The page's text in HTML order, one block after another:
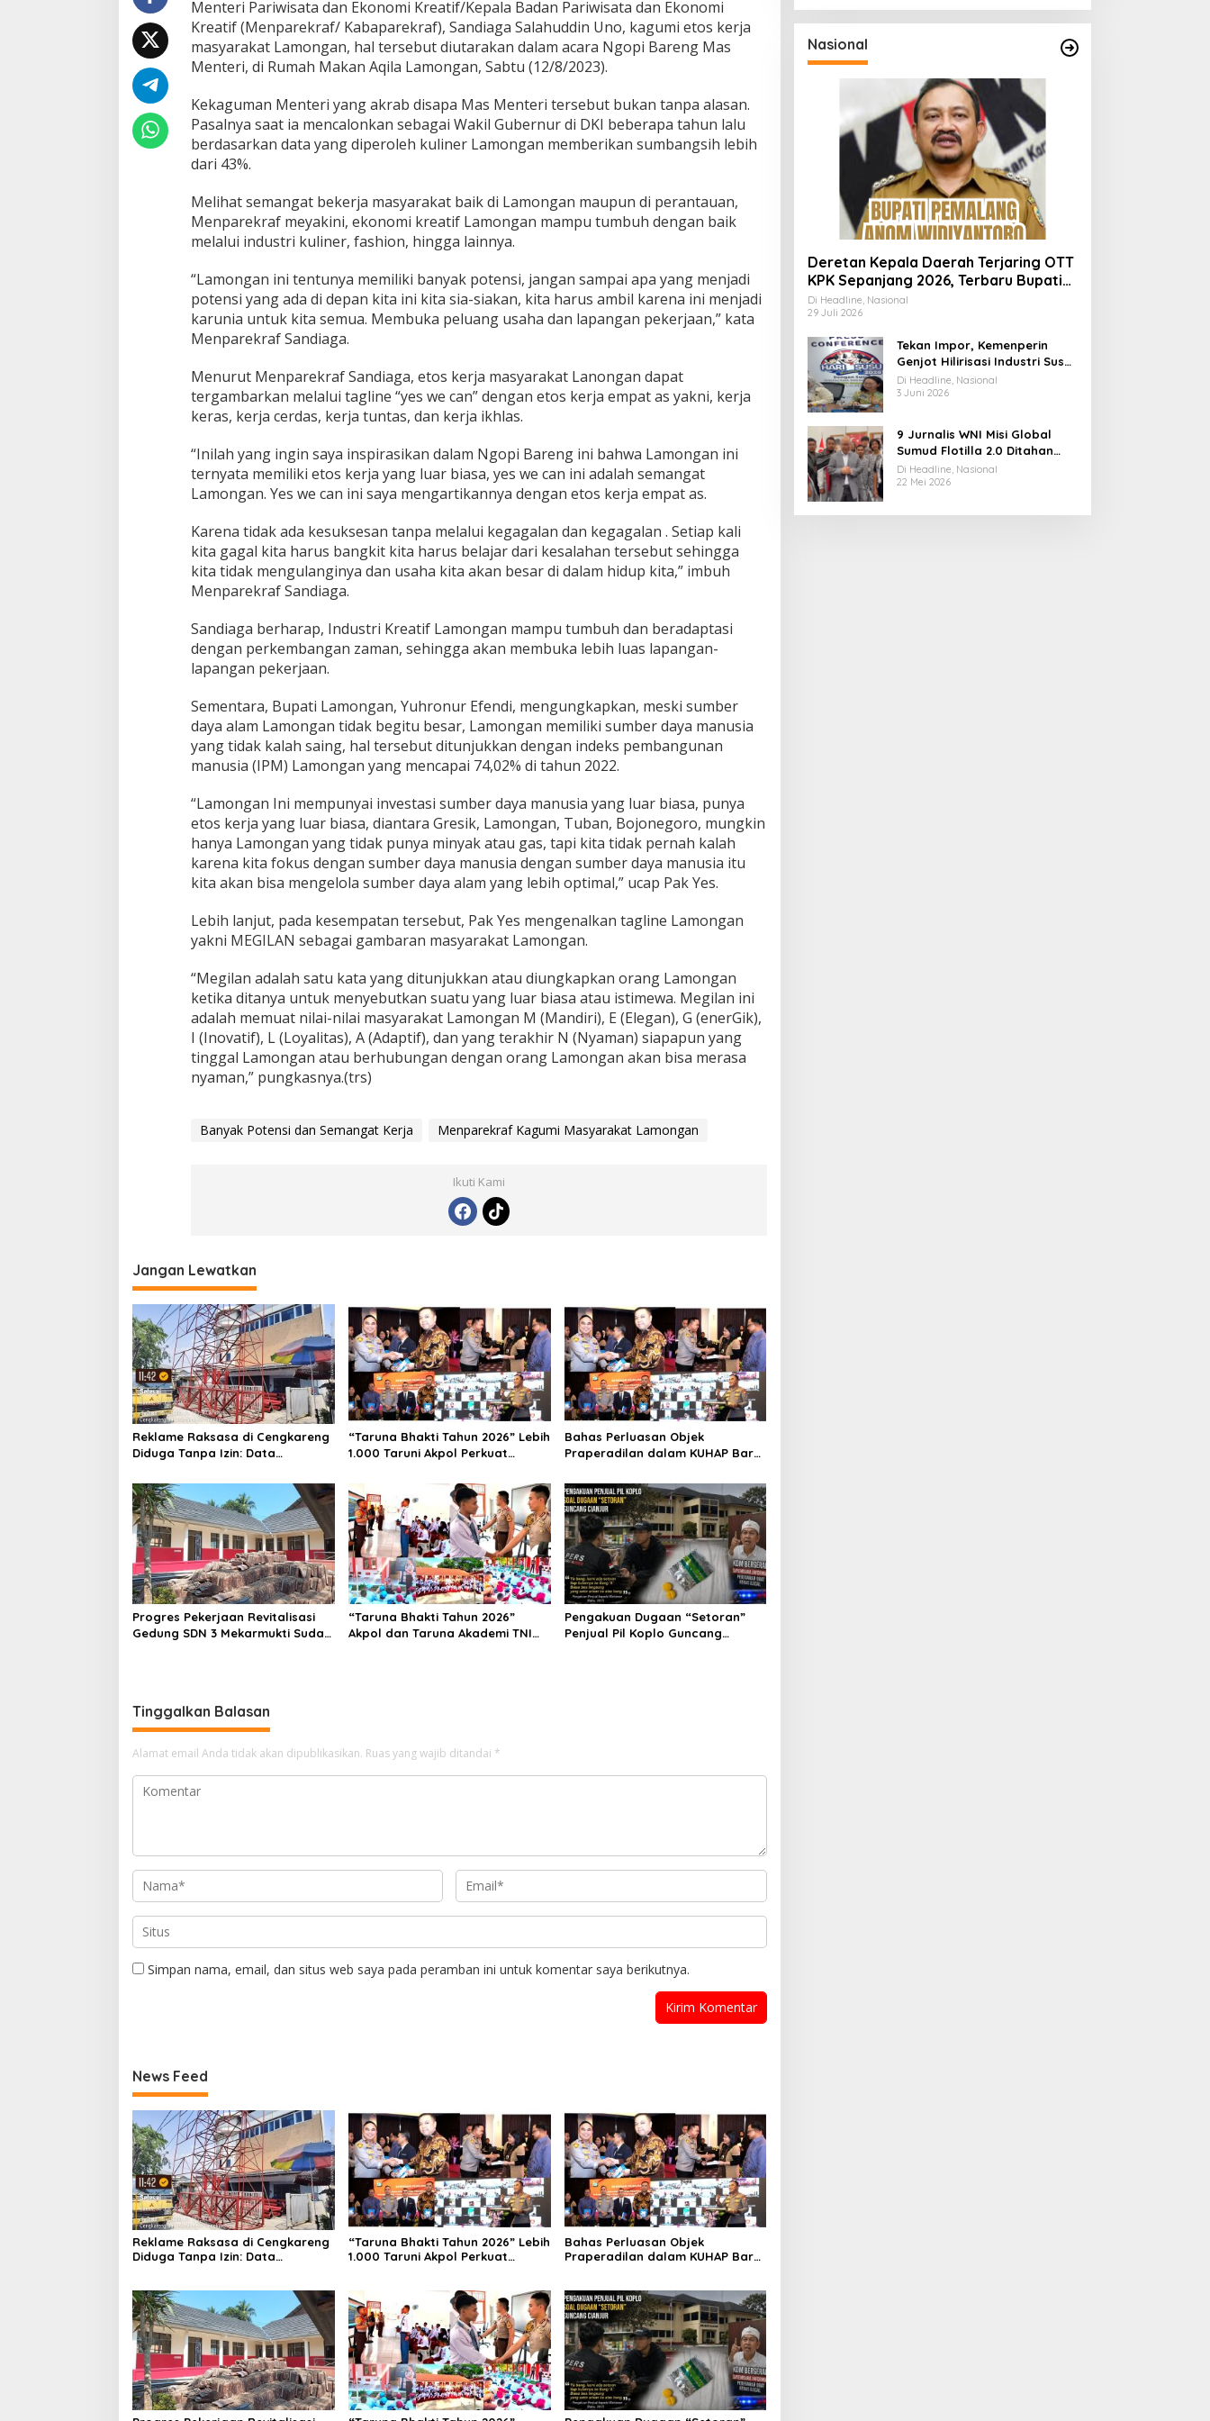
Menteri Pariwisata dan Ekonomi Kreatif/Kepala Badan Pariwisata dan Ekonomi
Kreatif (Menparekraf/ Kabaparekraf), Sandiaga Salahuddin Uno, kagumi etos kerja
masyarakat Lamongan, hal tersebut diutarakan dalam acara Ngopi Bareng Mas
Menteri, di Rumah Makan Aqila Lamongan, Sabtu (12/8/2023).
Kekaguman Menteri yang akrab disapa Mas Menteri tersebut bukan tanpa alasan.
Pasalnya saat ia mencalonkan sebagai Wakil Gubernur di DKI beberapa tahun lalu
berdasarkan data yang diperoleh kuliner Lamongan memberikan sumbangsih lebih
dari 43%.
Melihat semangat bekerja masyarakat baik di Lamongan maupun di perantauan,
Menparekraf meyakini, ekonomi kreatif Lamongan mampu tumbuh dengan baik
melalui industri kuliner, fashion, hingga lainnya.
“Lamongan ini tentunya memiliki banyak potensi, jangan sampai apa yang menjadi
potensi yang ada di depan kita ini kita sia-siakan, kita harus ambil karena ini menjadi
karunia untuk kita semua. Membuka peluang usaha dan lapangan pekerjaan,” kata
Menparekraf Sandiaga.
Menurut Menparekraf Sandiaga, etos kerja masyarakat Lanongan dapat
tergambarkan melalui tagline “yes we can” dengan etos kerja empat as yakni, kerja
keras, kerja cerdas, kerja tuntas, dan kerja ikhlas.
“Inilah yang ingin saya inspirasikan dalam Ngopi Bareng ini bahwa Lamongan ini
ternyata memiliki etos kerja yang luar biasa, yes we can ini adalah semangat
Lamongan. Yes we can ini saya mengartikannya dengan etos kerja empat as.
Karena tidak ada kesuksesan tanpa melalui kegagalan dan kegagalan . Setiap kali
kita gagal kita harus bangkit kita harus belajar dari kesalahan tersebut sehingga
kita tidak mengulanginya dan usaha kita akan besar di dalam hidup kita,” imbuh
Menparekraf Sandiaga.
Sandiaga berharap, Industri Kreatif Lamongan mampu tumbuh dan beradaptasi
dengan perkembangan zaman, sehingga akan membuka lebih luas lapangan-
lapangan pekerjaan.
Sementara, Bupati Lamongan, Yuhronur Efendi, mengungkapkan, meski sumber
daya alam Lamongan tidak begitu besar, Lamongan memiliki sumber daya manusia
yang tidak kalah saing, hal tersebut ditunjukkan dengan indeks pembangunan
manusia (IPM) Lamongan yang mencapai 74,02% di tahun 2022.
“Lamongan Ini mempunyai investasi sumber daya manusia yang luar biasa, punya
etos kerja yang luar biasa, diantara Gresik, Lamongan, Tuban, Bojonegoro, mungkin
hanya Lamongan yang tidak punya minyak atau gas, tapi kita tidak pernah kalah
karena kita fokus dengan sumber daya manusia dengan sumber daya manusia itu
kita akan bisa mengelola sumber daya alam yang lebih optimal,” ucap Pak Yes.
Lebih lanjut, pada kesempatan tersebut, Pak Yes mengenalkan tagline Lamongan
yakni MEGILAN sebagai gambaran masyarakat Lamongan.
“Megilan adalah satu kata yang ditunjukkan atau diungkapkan orang Lamongan
ketika ditanya untuk menyebutkan suatu yang luar biasa atau istimewa. Megilan ini
adalah memuat nilai-nilai masyarakat Lamongan M (Mandiri), E (Elegan), G (enerGik),
I (Inovatif), L (Loyalitas), A (Adaptif), dan yang terakhir N (Nyaman) siapapun yang
tinggal Lamongan atau berhubungan dengan orang Lamongan akan bisa merasa
nyaman,” pungkasnya.(trs)
Banyak Potensi dan Semangat Kerja Menparekraf Kagumi Masyarakat Lamongan
Ikuti Kami
Jangan Lewatkan
Reklame Raksasa di Cengkareng
Diduga Tanpa Izin: Data
Identitas Petugas Tak Dikenali
“Taruna Bhakti Tahun 2026” Lebih
1.000 Taruni Akpol Perkuat
Sekolah Rakyat
Bahas Perluasan Objek
Praperadilan dalam KUHAP Baru,
Seminar Hukum
Progres Pekerjaan Revitalisasi
Gedung SDN 3 Mekarmukti Sudah
“Taruna Bhakti Tahun 2026”
Akpol dan Taruna Akademi TNI
Pengakuan Dugaan “Setoran”
Penjual Pil Koplo Guncang
Tinggalkan Balasan
Alamat email Anda tidak akan dipublikasikan. Ruas yang wajib ditandai *
Simpan nama, email, dan situs web saya pada peramban ini untuk komentar saya berikutnya.
News Feed
Reklame Raksasa di Cengkareng
Diduga Tanpa Izin: Data
“Taruna Bhakti Tahun 2026” Lebih
1.000 Taruni Akpol Perkuat
Bahas Perluasan Objek
Praperadilan dalam KUHAP Baru,
Nasional
Deretan Kepala Daerah Terjaring OTT
KPK Sepanjang 2026, Terbaru Bupati
Pemalang Anom Widiyantoro
Di Headline, Nasional
29 Juli 2026
Tekan Impor, Kemenperin
Genjot Hilirisasi Industri Susu
Lewat Momen Hari Susu
Nusantara 2026
Di Headline, Nasional
3 Juni 2026
9 Jurnalis WNI Misi Global
Sumud Flotilla 2.0 Ditahan
Militer Israel, Kini Dibebaskan
dan Dievakuasi ke Istanbul
Di Headline, Nasional
22 Mei 2026